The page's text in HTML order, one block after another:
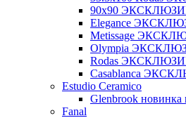
90x90
Elegance
Metissage
Olympia
Rodas
Сasablanca
Estudio Ceramico
Glenbrook новинка
Fanal